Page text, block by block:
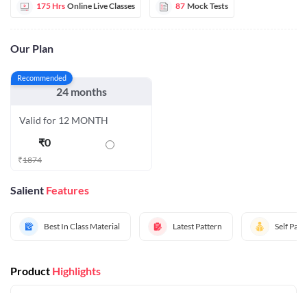
175 Hrs Online Live Classes 87 Mock Tests
Our Plan
Recommended
24 months
Valid for 12 MONTH
₹0
₹1874
Salient Features
Best In Class Material Latest Pattern Self
Product Highlights